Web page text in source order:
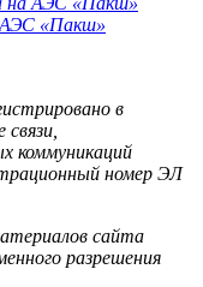
АЭС «Пакш»
в
коммуникаций
номер ЭЛ
сайта
разрешения